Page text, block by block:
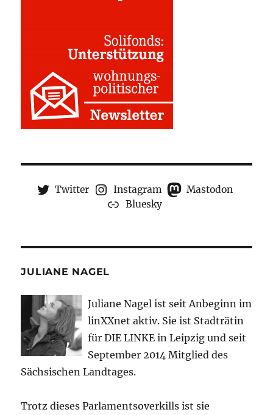
Twitter Instagram
Mastodon
Bluesky
JULIANE NAGEL
Juliane Nagel ist seitAnbeginn im
linXXnet aktiv. Sie ist Stadträtin
für DIE LINKE in Leipzig und seit
September 2014 Mitglied des
Sächsischen Landtages.
Trotz dieses Parlamentsoverkills ist sie